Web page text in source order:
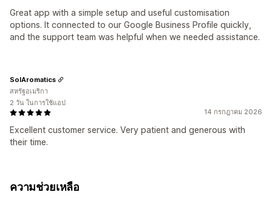
Great app with a simple setup and useful customisation
options. It connected to our Google Business Profile quickly,
and the support team was helpful when we needed assistance.
14 กรกฎาคม 2026
Excellent customer service. Very patient and generous with
their time.
SolAromatics
สหรัฐอเมริกา
2 วัน ในการใช้แอป
ความช่วยเหลือ